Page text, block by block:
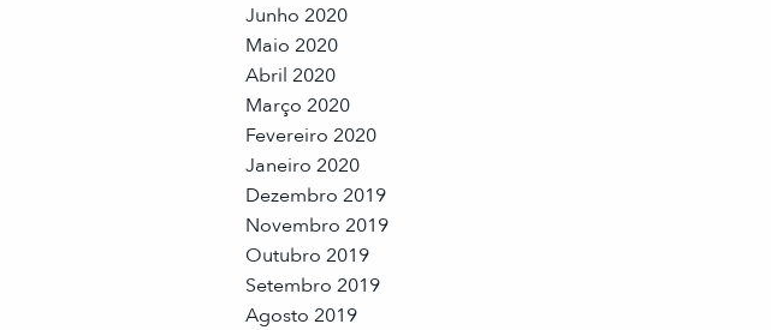
Junho 2020
Maio 2020
Abril 2020
Março 2020
Fevereiro 2020
Janeiro 2020
Dezembro 2019
Novembro 2019
Outubro 2019
Setembro 2019
Agosto 2019